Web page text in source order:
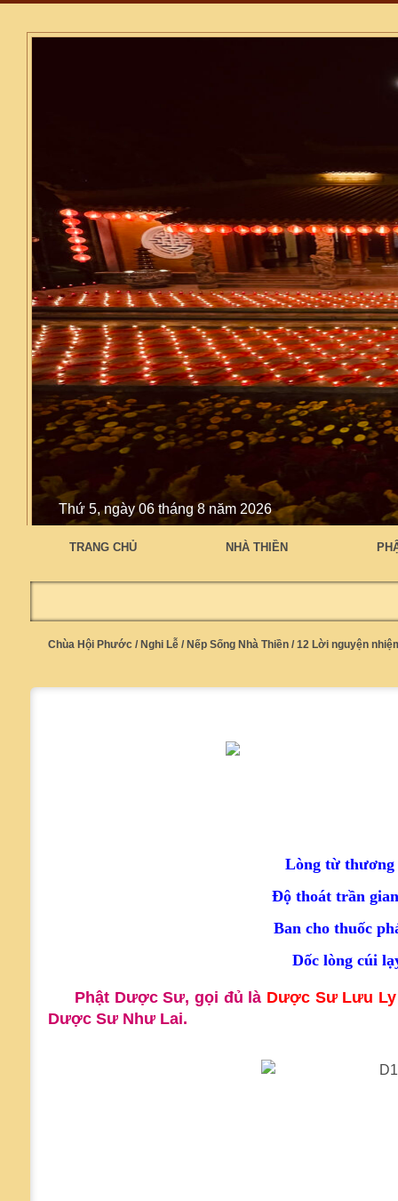
Thứ 5, ngày 06 tháng 8 năm 2026
TRANG CHỦ NHÀ THIỀN
Chùa Hội Phước / Nghi Lễ / Nếp Sống Nhà Thiền / 12 Lời nguyện
Lòng từ
Độ thoát trần
Ban cho thuốc
Dốc lòng cúi
Phật Dược Sư, gọi đủ là Dược Sư Lưu
Dược Sư Như Lai.